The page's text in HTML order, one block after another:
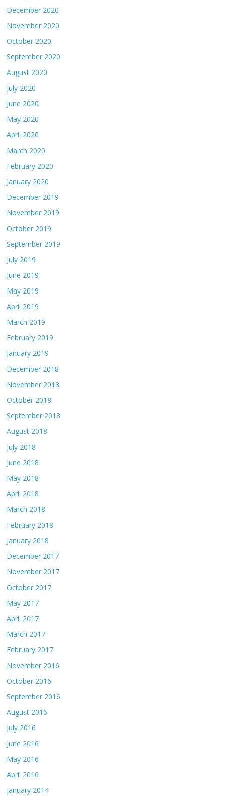
December 2020
November 2020
October 2020
September 2020
August 2020
July 2020
June 2020
May 2020
April 2020
March 2020
February 2020
January 2020
December 2019
November 2019
October 2019
September 2019
July 2019
June 2019
May 2019
April 2019
March 2019
February 2019
January 2019
December 2018
November 2018
October 2018
September 2018
August 2018
July 2018
June 2018
May 2018
April 2018
March 2018
February 2018
January 2018
December 2017
November 2017
October 2017
May 2017
April 2017
March 2017
February 2017
November 2016
October 2016
September 2016
August 2016
July 2016
June 2016
May 2016
April 2016
January 2014